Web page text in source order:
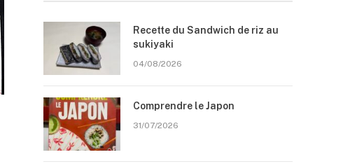
Recette du Sandwich de riz au
sukiyaki
04/08/2026
Comprendre le Japon
31/07/2026